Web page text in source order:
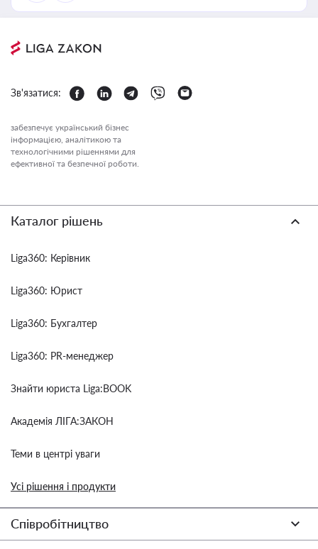
Зв'язатися:
забезпечує український бізнес
інформацією, аналітикою та
технологічними рішеннями для
ефективної та безпечної роботи.
Каталог рішень
Liga360: Керівник
Liga360: Юрист
Liga360: Бухгалтер
Liga360: PR-менеджер
Знайти юриста Liga:BOOK
Академія ЛІГА:ЗАКОН
Теми в центрі уваги
Усі рішення і продукти
Співробітництво